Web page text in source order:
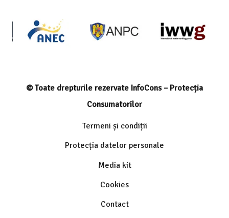
© Toate drepturile rezervate InfoCons – Protecția
Consumatorilor
Termeni și condiții
Protecția datelor personale
Media kit
Cookies
Contact